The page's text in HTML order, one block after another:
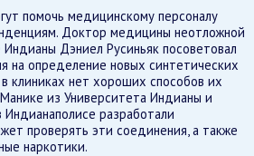
помочь медицинскому персоналу
Доктор медицины неотложной
Дэниел Русиньяк посоветовал
на определение новых синтетических
клиниках нет хороших способов их
из Университета Индианы и
разработали
проверять эти соединения, а также
наркотики.